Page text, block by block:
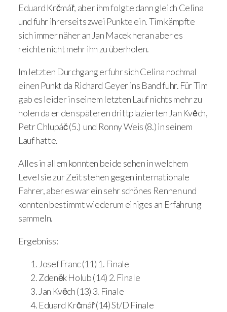
Eduard Krčmář, aber ihm folgte dann gleich Celina
und fuhr ihrerseits zwei Punkte ein. Tim kämpfte
sich immer näher an Jan Macek heran aber es
reichte nicht mehr ihn zu überholen.
Im letzten Durchgang erfuhr sich Celina nochmal
einen Punkt da Richard Geyer ins Band fuhr. Für Tim
gab es leider in seinem letzten Lauf nichts mehr zu
holen da er den späteren drittplazierten Jan Kvěch,
Petr Chlupáč (5.) und Ronny Weis (8.) in seinem
Lauf hatte.
Alles in allem konnten beide sehen in welchem
Level sie zur Zeit stehen gegen internationale
Fahrer, aber es war ein sehr schönes Rennen und
konnten bestimmt wiederum einiges an Erfahrung
sammeln.
Ergebniss:
Josef Franc (11) 1. Finale
Zdeněk Holub (14) 2. Finale
Jan Kvěch (13) 3. Finale
Eduard Krčmář (14) St/D Finale